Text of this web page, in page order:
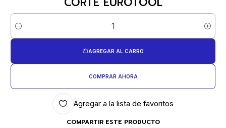
Cantidad
AGREGAR AL CARRO
COMPRAR AHORA
Agregar a la lista de favoritos
COMPARTIR ESTE PRODUCTO